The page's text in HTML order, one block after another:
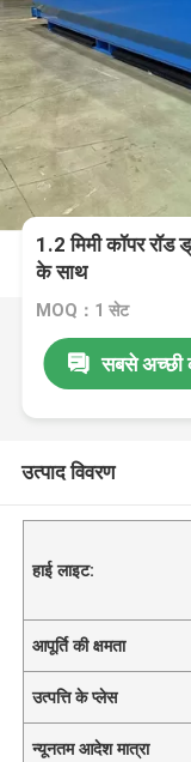
1.2 मिमी कॉपर रॉड
के साथ
MOQ：1 सेट
सबसे अच्छी
उत्पाद विवरण
हाई लाइट:
आपूर्ति की क्षमता
उत्पत्ति के प्लेस
न्यूनतम आदेश मात्रा